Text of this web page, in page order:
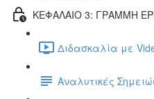
ΚΕΦΑΛΑΙΟ 3: ΓΡΑΜΜΗ
Διδασκαλία με
Αναλυτικές